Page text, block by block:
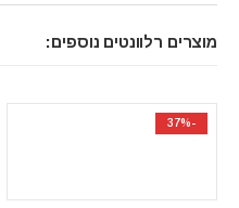
מוצרים רלוונטים נוספים:
-20%